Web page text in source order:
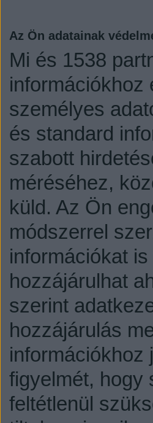
Az Ön adatainak
Mi és 1538
információkhoz
személyes
és standard
szabott
méréséhez,
küld. Az Ön
módszerrel
információkat
hozzájárulhat
szerint
hozzájárulás
információkhoz
figyelmét, hogy
feltétlenül